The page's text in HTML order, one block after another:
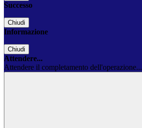
Successo
Chiudi
Informazione
Chiudi
Attendere...
Attendere il completamento dell'operazione...